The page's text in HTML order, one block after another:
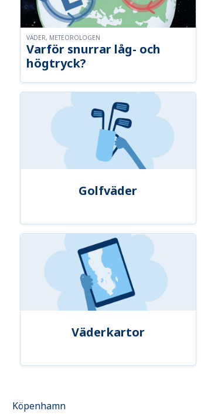
Varför snurrar låg- och
högtryck?
VÄDER, METEOROLOGEN
Golfväder
Väderkartor
Köpenhamn